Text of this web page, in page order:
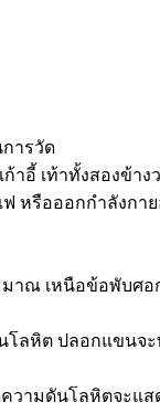
ารวัด
าอี้ เท้าทั้งสองข้าง
หรือออกกำลังกา
ณ เหนือข้อพับศอก
โลหิต ปลอกแขนจ
ความดันโลหิตจะ